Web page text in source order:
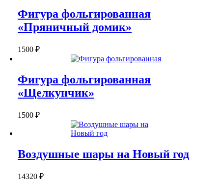
Фигура фольгированная
«Пряничный домик»
1500 ₽
Фигура фольгированная
«Щелкунчик»
1500 ₽
Воздушные шары на Новый год
14320 ₽